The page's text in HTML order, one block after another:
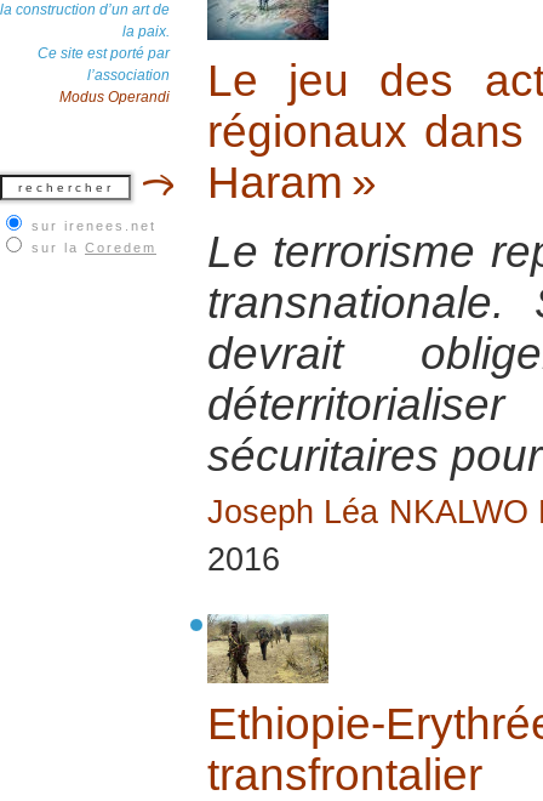
la construction d’un art de
la paix.
Ce site est porté par
l’association
Modus Operandi
sur irenees.net
sur la Coredem
Le jeu des
régionaux
Haram »
Le terrorisme
transnationale.
devrait
sécuritaires
Joseph Léa NKALWO
2016
Ethiopie-
transfrontalier